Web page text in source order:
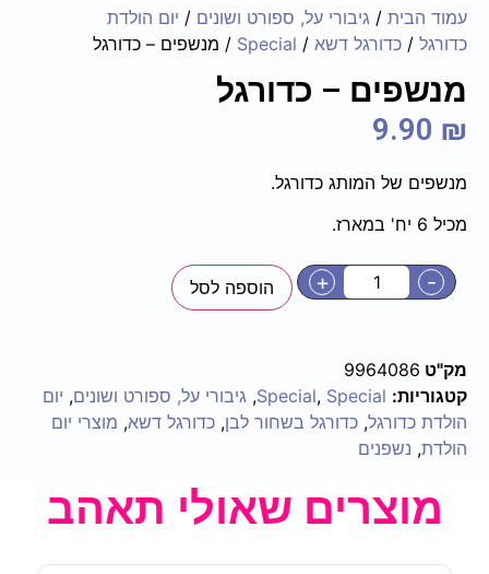
עמוד הבית / גיבורי על, ספורט ושונים / יום הולדת
כדורגל / כדורגל דשא /
Special / מנשפים – כדורגל
מנשפים – כדורגל
9.90 ₪
מנשפים של המותג כדורגל.
מכיל 6 יח' במארז.
-
+ הוספה לסל
מק"ט 9964086
קטגוריות:
Special, Special
, גיבורי על, ספורט ושונים, יום
הולדת כדורגל, כדורגל בשחור לבן, כדורגל דשא, מוצרי יום
הולדת, נשפנים
מוצרים שאולי תאהב